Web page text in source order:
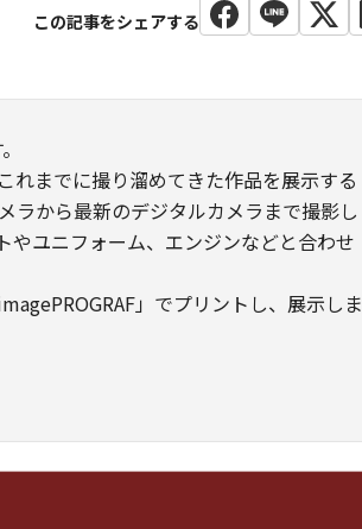
れまでに撮り溜めてきた作品を展示する
ラから最新のデジタルカメラまで撮影し
ユニフォーム、エンジンなどと合わせ
」でプリントし、展示しま